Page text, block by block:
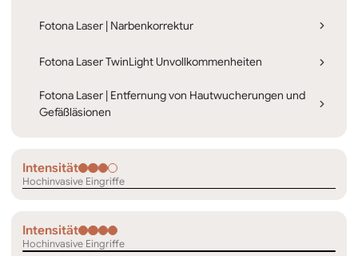
Fotona Laser | Narbenkorrektur
Fotona Laser TwinLight Unvollkommenheiten
Fotona Laser | Entfernung von Hautwucherungen und
Gefäßläsionen
Intensität
Hochinvasive Eingriffe
Intensität
Hochinvasive Eingriffe